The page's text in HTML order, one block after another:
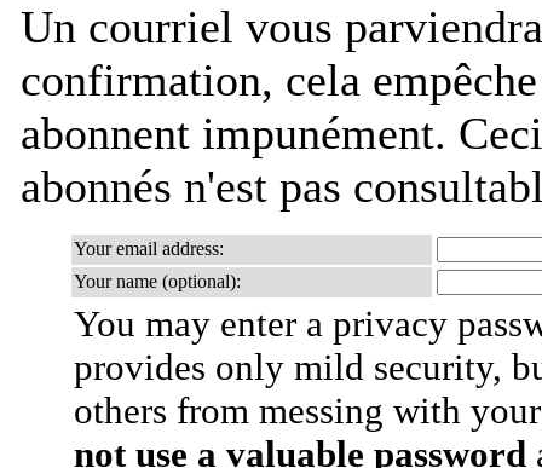
Un courriel vous
confirmation, cela
abonnent impunément.
abonnés n'est pas
Your email address:
Your name (optional):
You may enter a privacy
provides only mild security,
others from messing with
not use a valuable password